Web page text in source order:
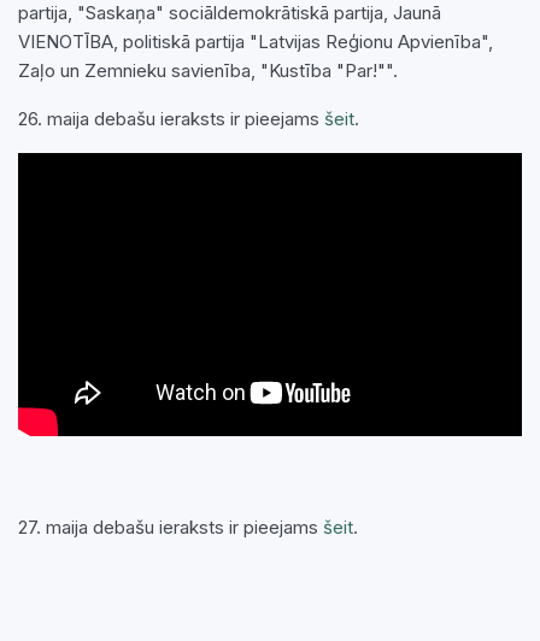
partija, "Saskaņa" sociāldemokrātiskā partija, Jaunā
VIENOTĪBA, politiskā partija "Latvijas Reģionu Apvienība",
Zaļo un Zemnieku savienība, "Kustība "Par!"".
26. maija debašu ieraksts ir pieejams šeit.
27. maija debašu ieraksts ir pieejams šeit.